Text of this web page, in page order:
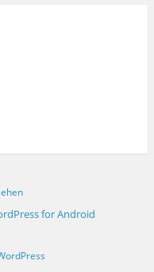
for Android